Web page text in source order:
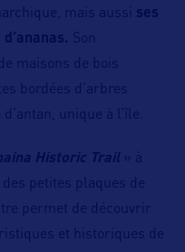
mais aussi ses
Son
maisons de bois
bordées d’arbres
unique à l’île.
Historic Trail » à
des petites plaques de
permet de découvrir
et historiques de